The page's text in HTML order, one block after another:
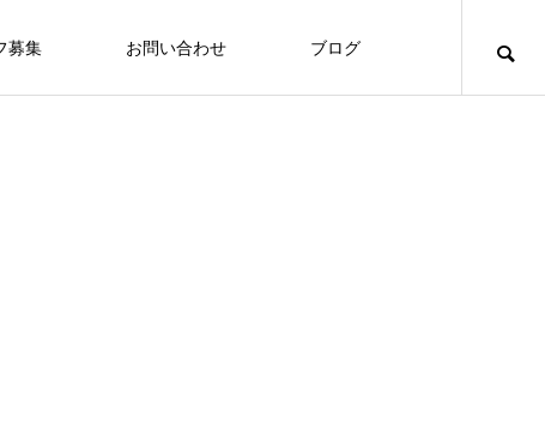
募集 お問い合わせ ブログ